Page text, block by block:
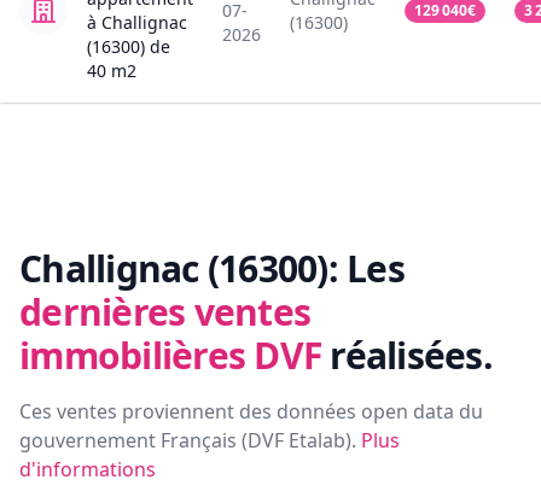
à Challignac
(16300) de
40 m2
07-
2026
(16300)
129 040€ 3
Challignac (16300): Les
dernières ventes
immobilières DVF réalisées.
Ces ventes proviennent des données open data du
gouvernement Français (DVF Etalab). Plus
d'informations